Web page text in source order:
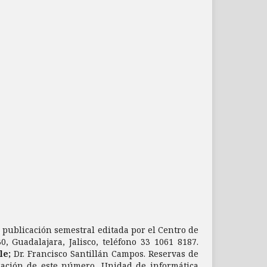
publicación semestral editada por el Centro de
Guadalajara, Jalisco, teléfono 33 1061 8187.
Dr. Francisco Santillán Campos. Reservas de